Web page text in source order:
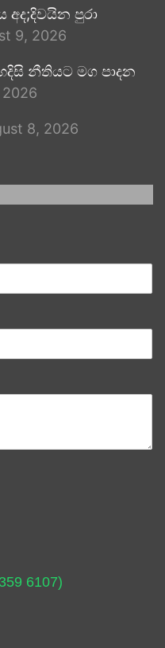
අද;දිවයින පුරා
9, 2026
නීතියට මග පාදන
8, 2026
6107)